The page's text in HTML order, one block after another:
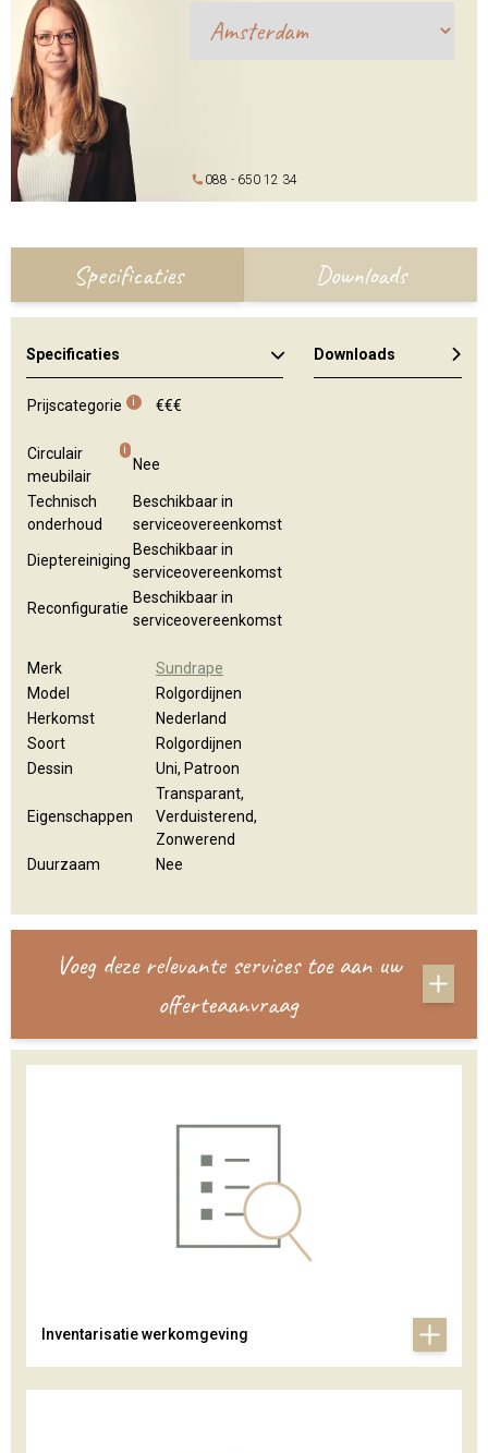
088 - 650 12 34
Specificaties Downloads
Specificaties
Prijscategorie i €€€
Circulair
meubilair
i
Nee
Technisch
onderhoud
Beschikbaar in
serviceovereenkomst
Dieptereiniging
Beschikbaar in
serviceovereenkomst
Reconfiguratie
Beschikbaar in
serviceovereenkomst
Merk
Sundrape
Model
Rolgordijnen
Herkomst
Nederland
Soort
Rolgordijnen
Dessin
Uni, Patroon
Eigenschappen
Transparant,
Verduisterend,
Zonwerend
Duurzaam
Nee
Downloads
Voeg deze relevante services toe aan uw
offerteaanvraag
Inventarisatie werkomgeving